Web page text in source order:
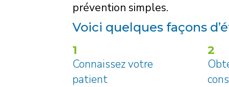
prévention simples.
Voici quelques façons
1
Connaissez votre
patient
2